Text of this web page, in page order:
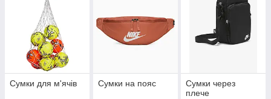
Сумки для м'ячів Сумки на пояс
Сумки через
плече